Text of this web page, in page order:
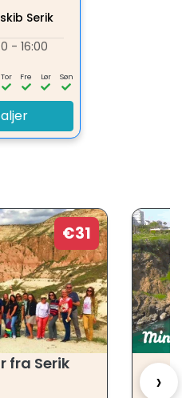
Serik
- 16:00
Tor Fre Lør Søn
€31
fra Serik
›